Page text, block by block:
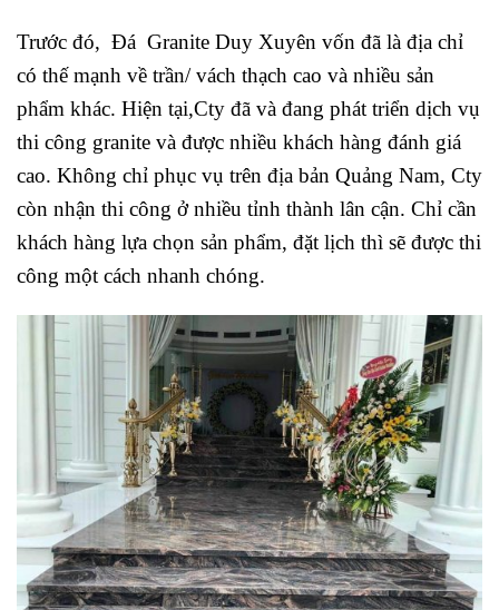
Trước đó, Đá Granite Duy Xuyên vốn đã là địa chỉ
có thế mạnh về trần/ vách thạch cao và nhiều sản
phẩm khác. Hiện tại,Cty đã và đang phát triển dịch vụ
thi công granite và được nhiều khách hàng đánh giá
cao. Không chỉ phục vụ trên địa bản Quảng Nam, Cty
còn nhận thi công ở nhiều tỉnh thành lân cận. Chỉ cần
khách hàng lựa chọn sản phẩm, đặt lịch thì sẽ được thi
công một cách nhanh chóng.